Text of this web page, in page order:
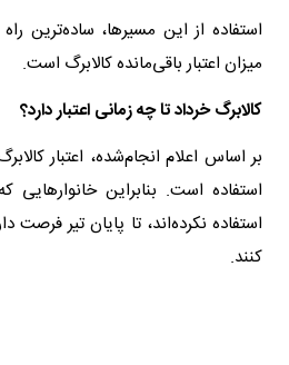
استفاده از این مسیرها، ساده‌ترین
میزان اعتبار باقی‌مانده کالابرگ است.
کالابرگ خرداد تا چه زمانی اعتبار دارد؟
بر اساس اعلام انجام‌شده، اعتبار
استفاده است. بنابراین خانوارهایی
استفاده نکرده‌اند، تا پایان تیر فرصت
کنند.